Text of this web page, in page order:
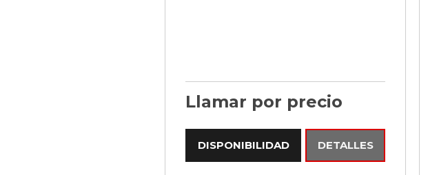
Llamar por precio
DISPONIBILIDAD DETALLES